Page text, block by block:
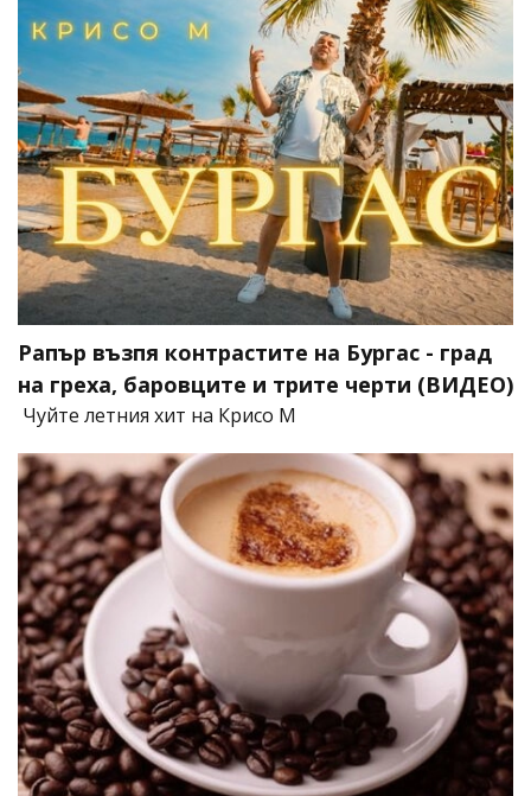
Рапър възпя контрастите на Бургас - град
на греха, баровците и трите черти (ВИДЕО)
Чуйте летния хит на Крисо М